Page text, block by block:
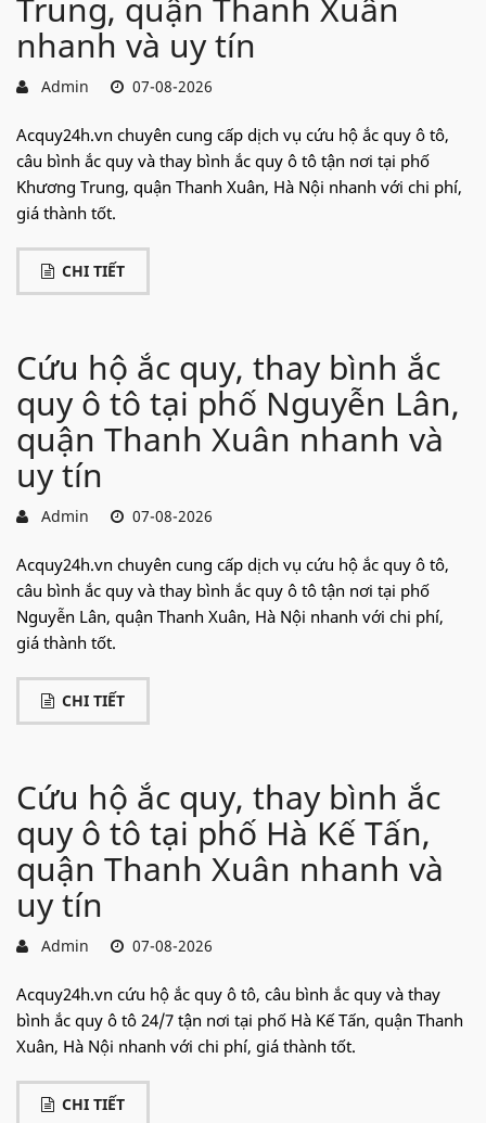
Trung, quận Thanh Xuân
nhanh và uy tín
Admin 07-08-2026
Acquy24h.vn chuyên cung cấp dịch vụ cứu hộ ắc quy ô tô,
câu bình ắc quy và thay bình ắc quy ô tô tận nơi tại phố
Khương Trung, quận Thanh Xuân, Hà Nội nhanh với chi phí,
giá thành tốt.
CHI TIẾT
Cứu hộ ắc quy, thay bình ắc
quy ô tô tại phố Nguyễn Lân,
quận Thanh Xuân nhanh và
uy tín
Admin 07-08-2026
Acquy24h.vn chuyên cung cấp dịch vụ cứu hộ ắc quy ô tô,
câu bình ắc quy và thay bình ắc quy ô tô tận nơi tại phố
Nguyễn Lân, quận Thanh Xuân, Hà Nội nhanh với chi phí,
giá thành tốt.
CHI TIẾT
Cứu hộ ắc quy, thay bình ắc
quy ô tô tại phố Hà Kế Tấn,
quận Thanh Xuân nhanh và
uy tín
Admin 07-08-2026
Acquy24h.vn cứu hộ ắc quy ô tô, câu bình ắc quy và thay
bình ắc quy ô tô 24/7 tận nơi tại phố Hà Kế Tấn, quận Thanh
Xuân, Hà Nội nhanh với chi phí, giá thành tốt.
CHI TIẾT